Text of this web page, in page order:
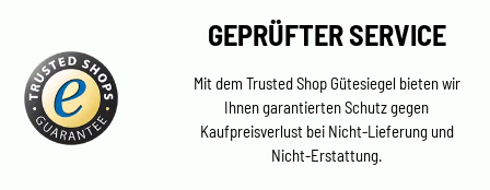
GEPRÜFTER SERVICE
Mit dem Trusted Shop Gütesiegel bieten wir
Ihnen garantierten Schutz gegen
Kaufpreisverlust bei Nicht-Lieferung und
Nicht-Erstattung.